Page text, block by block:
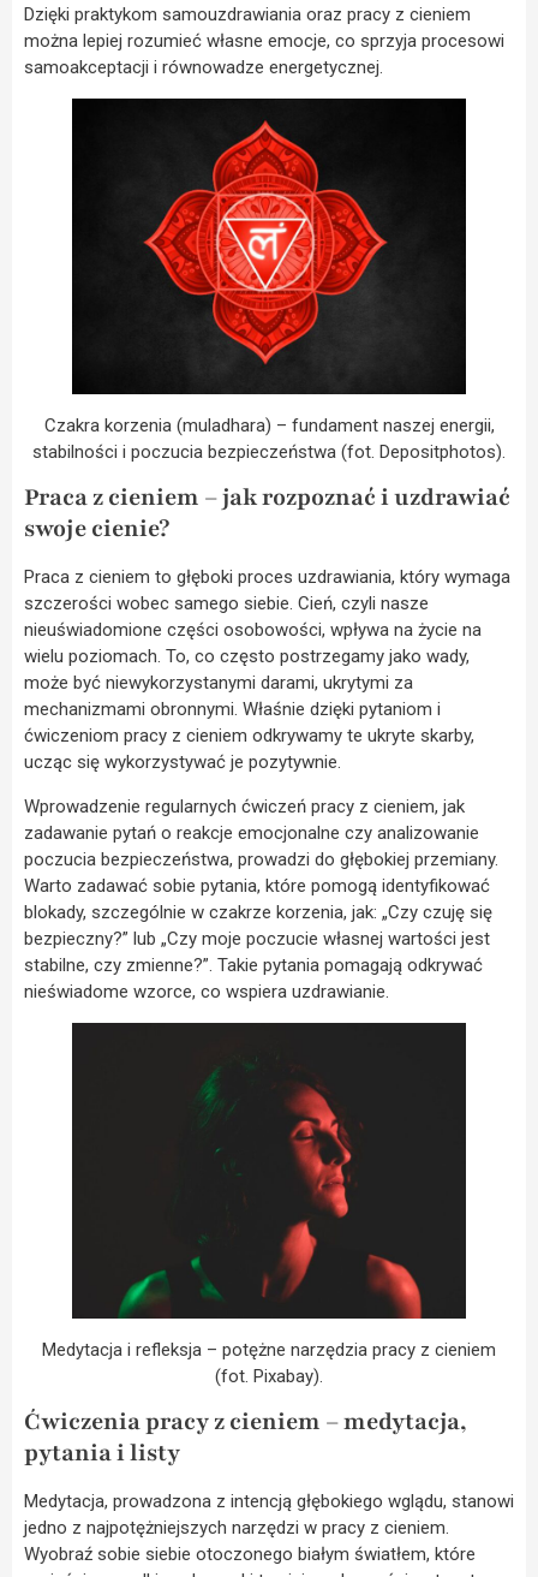
Dzięki praktykom samouzdrawiania oraz pracy z cieniem
można lepiej rozumieć własne emocje, co sprzyja procesowi
samoakceptacji i równowadze energetycznej.
Czakra korzenia (muladhara) – fundament naszej energii,
stabilności i poczucia bezpieczeństwa (fot. Depositphotos).
Praca z cieniem – jak rozpoznać i uzdrawiać
swoje cienie?
Praca z cieniem to głęboki proces uzdrawiania, który wymaga
szczerości wobec samego siebie. Cień, czyli nasze
nieuświadomione części osobowości, wpływa na życie na
wielu poziomach. To, co często postrzegamy jako wady,
może być niewykorzystanymi darami, ukrytymi za
mechanizmami obronnymi. Właśnie dzięki pytaniom i
ćwiczeniom pracy z cieniem odkrywamy te ukryte skarby,
ucząc się wykorzystywać je pozytywnie.
Wprowadzenie regularnych ćwiczeń pracy z cieniem, jak
zadawanie pytań o reakcje emocjonalne czy analizowanie
poczucia bezpieczeństwa, prowadzi do głębokiej przemiany.
Warto zadawać sobie pytania, które pomogą identyfikować
blokady, szczególnie w czakrze korzenia, jak: „Czy czuję się
bezpieczny?” lub „Czy moje poczucie własnej wartości jest
stabilne, czy zmienne?”. Takie pytania pomagają odkrywać
nieświadome wzorce, co wspiera uzdrawianie.
Medytacja i refleksja – potężne narzędzia pracy z cieniem
(fot. Pixabay).
Ćwiczenia pracy z cieniem – medytacja,
pytania i listy
Medytacja, prowadzona z intencją głębokiego wglądu, stanowi
jedno z najpotężniejszych narzędzi w pracy z cieniem.
Wyobraź sobie siebie otoczonego białym światłem, które